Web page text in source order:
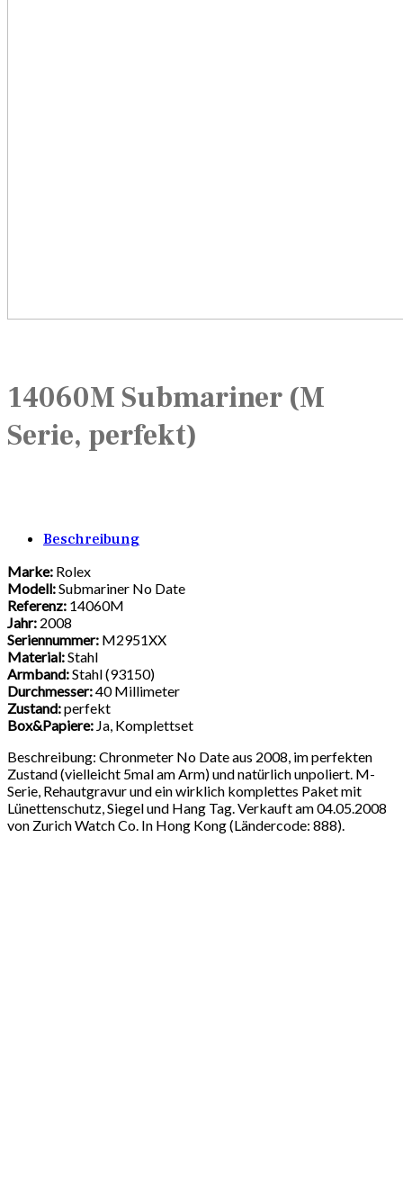
14060M Submariner (M
Serie, perfekt)
Beschreibung
Marke: Rolex
Modell:Submariner No Date
Referenz: 14060M
Jahr: 2008
Seriennummer: M2951XX
Material:Stahl
Armband:Stahl (93150)
Durchmesser:40 Millimeter
Zustand:perfekt
Box&Papiere: Ja, Komplettset
Beschreibung: Chronmeter No Date aus 2008, im perfekten
Zustand (vielleicht 5mal am Arm) und natürlich unpoliert. M-
Serie, Rehautgravur und ein wirklich komplettes Paket mit
Lünettenschutz, Siegel und Hang Tag. Verkauft am 04.05.2008
von Zurich Watch Co. In Hong Kong (Ländercode: 888).